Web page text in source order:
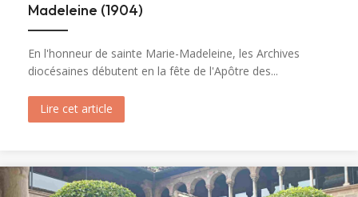
Madeleine (1904)
En l'honneur de sainte Marie-Madeleine, les Archives
diocésaines débutent en la fête de l'Apôtre des...
Lire cet article